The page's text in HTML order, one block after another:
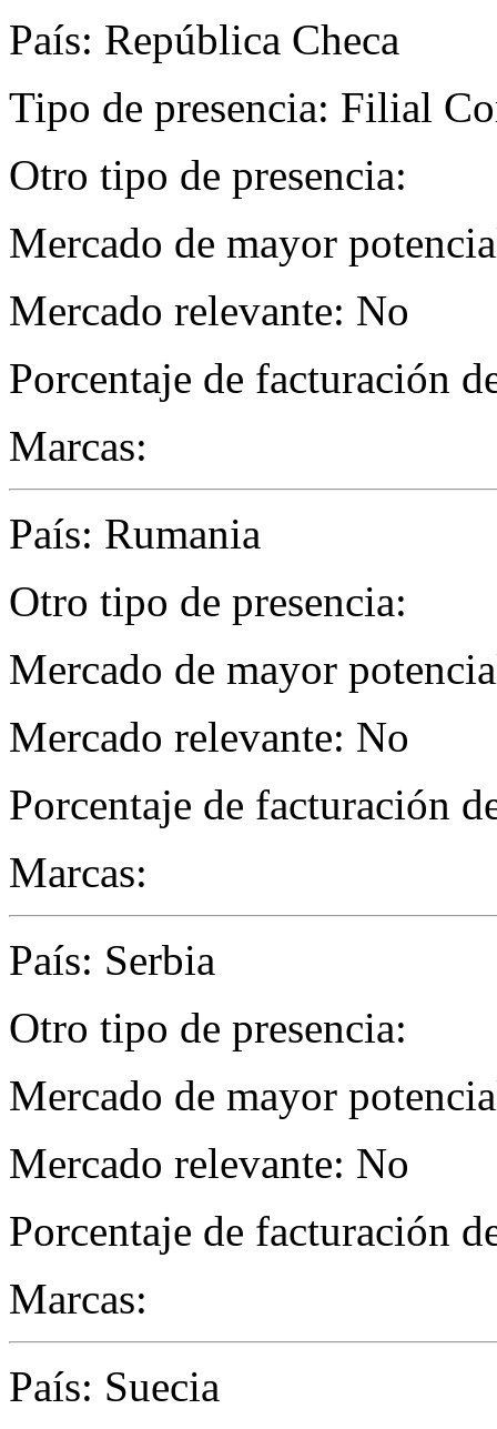
País: República Checa
Tipo de presencia: Filial
Otro tipo de presencia:
Mercado de mayor
Mercado relevante: No
Porcentaje de facturación
Marcas:
País: Rumania
Otro tipo de presencia:
Mercado de mayor
Mercado relevante: No
Porcentaje de facturación
Marcas:
País: Serbia
Otro tipo de presencia:
Mercado de mayor
Mercado relevante: No
Porcentaje de facturación
Marcas:
País: Suecia